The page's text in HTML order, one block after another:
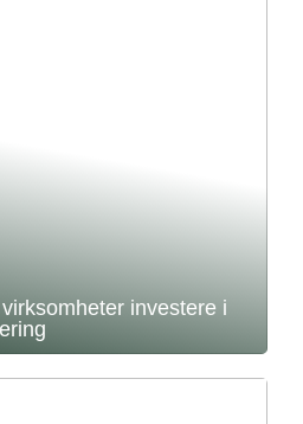
investere i